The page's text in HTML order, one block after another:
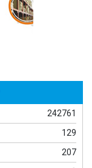
242761
129
207